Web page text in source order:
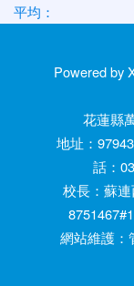
平均：
Powered by
花蓮縣
地址：
話：
校長：蘇
網站維護：